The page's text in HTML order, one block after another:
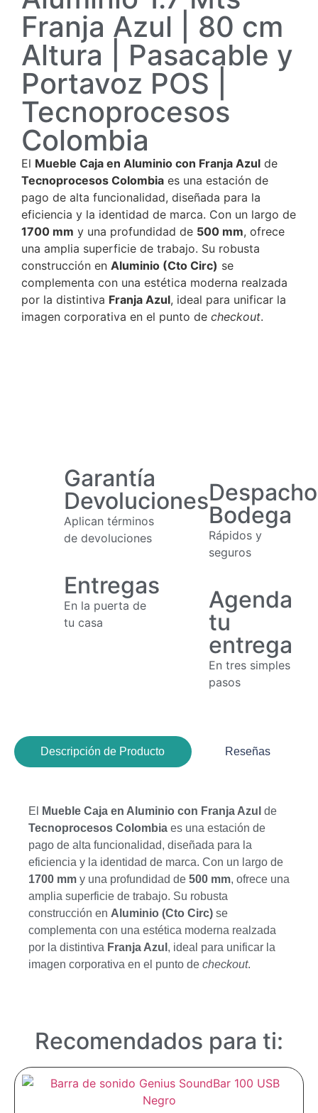
Franja Azul | 80 cm
Altura | Pasacable y
Portavoz POS |
Tecnoprocesos
Colombia
El Mueble Caja en Aluminio con Franja Azul de
Tecnoprocesos Colombia es una estación de
pago de alta funcionalidad, diseñada para la
eficiencia y la identidad de marca. Con un largo de
1700 mm y una profundidad de 500 mm, ofrece
una amplia superficie de trabajo. Su robusta
construcción en Aluminio (Cto Circ) se
complementa con una estética moderna realzada
por la distintiva Franja Azul, ideal para unificar la
imagen corporativa en el punto de checkout.
Garantía
Devoluciones
Aplican términos
de devoluciones
Bodega
Rápidos y
seguros
Entregas
En la puerta de
tu casa
Agenda
tu
entrega
En tres simples
pasos
Descripción de Producto Reseñas
El Mueble Caja en Aluminio con Franja Azul de
Tecnoprocesos Colombia es una estación de
pago de alta funcionalidad, diseñada para la
eficiencia y la identidad de marca. Con un largo de
1700 mm y una profundidad de 500 mm, ofrece una
amplia superficie de trabajo. Su robusta
construcción en Aluminio (Cto Circ) se
complementa con una estética moderna realzada
por la distintiva Franja Azul , ideal para unificar la
imagen corporativa en el punto de checkout.
Recomendados para ti: